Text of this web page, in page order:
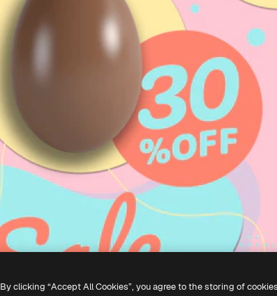
By clicking “Accept All Cookies”, you agree to the storing of